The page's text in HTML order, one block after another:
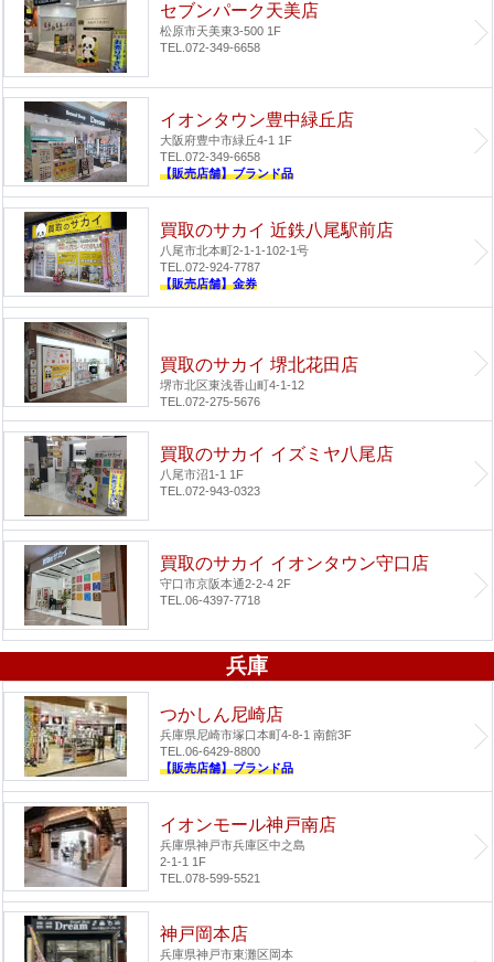
セブンパーク天美店
松原市天美東3-500 1F
TEL.072-349-6658
イオンタウン豊中緑丘店
大阪府豊中市緑丘4-1 1F
TEL.072-349-6658
【販売店舗】ブランド品
買取のサカイ 近鉄八尾駅前店
八尾市北本町2-1-1-102-1号
TEL.072-924-7787
【販売店舗】金券
買取のサカイ 堺北花田店
堺市北区東浅香山町4-1-12
TEL.072-275-5676
買取のサカイ イズミヤ八尾店
八尾市沼1-1 1F
TEL.072-943-0323
買取のサカイ イオンタウン守口店
守口市京阪本通2-2-4 2F
TEL.06-4397-7718
兵庫
つかしん尼崎店
兵庫県尼崎市塚口本町4-8-1 南館3F
TEL.06-6429-8800
【販売店舗】ブランド品
イオンモール神戸南店
兵庫県神戸市兵庫区中之島
2-1-1 1F
TEL.078-599-5521
神戸岡本店
兵庫県神戸市東灘区岡本